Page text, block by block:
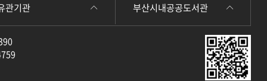
관기관 부산시내공공도서관